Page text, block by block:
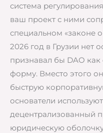
система
ваш проект с ними
специальном «законе
2026 год в Грузии нет
признавал бы DAO
форму. Вместо этого
быструю
основатели
децентрализованный
юридическую